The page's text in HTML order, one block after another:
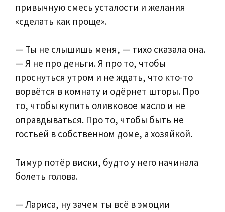
привычную смесь усталости и желания
«сделать как проще».
— Ты не слышишь меня, — тихо сказала она.
— Я не про деньги. Я про то, чтобы
проснуться утром и не ждать, что кто-то
ворвётся в комнату и одёрнет шторы. Про
то, чтобы купить оливковое масло и не
оправдываться. Про то, чтобы быть не
гостьей в собственном доме, а хозяйкой.
Тимур потёр виски, будто у него начинала
болеть голова.
— Лариса, ну зачем ты всё в эмоции